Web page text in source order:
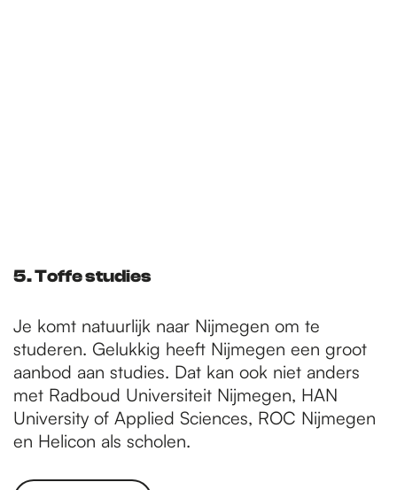
5. Toffe studies
Je komt natuurlijk naar Nijmegen om te
studeren. Gelukkig heeft Nijmegen een groot
aanbod aan studies. Dat kan ook niet anders
met Radboud Universiteit Nijmegen, HAN
University of Applied Sciences, ROC Nijmegen
en Helicon als scholen.